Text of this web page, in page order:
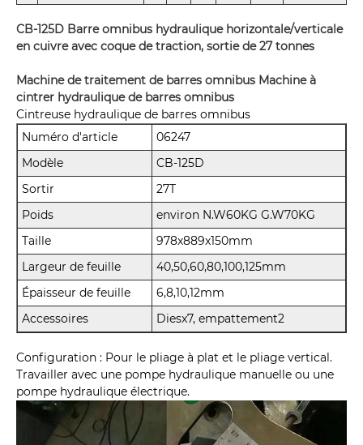
CB-125D Barre omnibus hydraulique horizontale/verticale
en cuivre avec coque de traction, sortie de 27 tonnes
Machine de traitement de barres omnibus Machine à
cintrer hydraulique de barres omnibus
Cintreuse hydraulique de barres omnibus
Numéro d'article
06247
Modèle
CB-125D
Sortir
27T
Poids
environ N.W60KG G.W70KG
Taille
978x889x150mm
Largeur de feuille
40,50,60,80,100,125mm
Épaisseur de feuille
6,8,10,12mm
Accessoires
Diesx7, empattement2
Configuration : Pour le pliage à plat et le pliage vertical.
Travailler avec une pompe hydraulique manuelle ou une
pompe hydraulique électrique.